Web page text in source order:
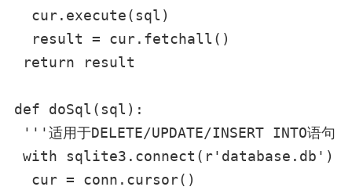
  cur.execute(sql)
  result = cur.fetchall()
return result
def doSql(sql):
'''适用于DELETE/UPDATE/INSERT INTO语句
with sqlite3.connect(r'database.db')
  cur = conn.cursor()